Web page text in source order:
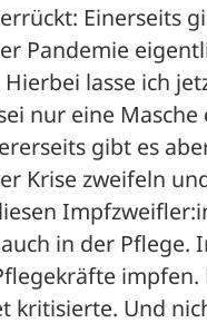
Einerseits
Pandemie
lasse ich
nur eine
gibt es
Krise zweifeln
in der Pflege.
kritisierte. Und